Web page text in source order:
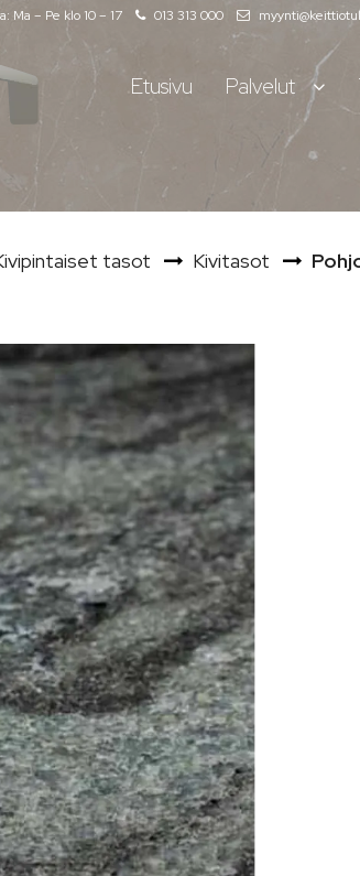
Ma – Pe klo 10 – 17 013 313 000
Etusivu Palvelut
tasot Kivitasot